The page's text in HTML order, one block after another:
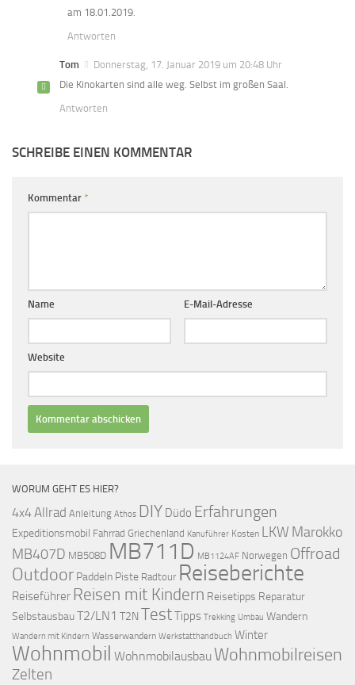
am 18.01.2019.
Antworten
Tom
Donnerstag, 17. Januar 2019 um 20:48 Uhr
Die Kinokarten sind alle weg. Selbst im großen Saal.
Antworten
SCHREIBE EINEN KOMMENTAR
Kommentar *
Name E-Mail-Adresse
Website
WORUM GEHT ES HIER?
4x4Allrad Anleitung Athos DIY Düdo Erfahrungen
Expeditionsmobil Fahrrad Griechenland Kanuführer Kosten LKW Marokko
MB407D MB508D MB711D MB1124AF Norwegen Offroad
Outdoor Paddeln Piste Radtour Reiseberichte
Reiseführer Reisen mit Kindern Reisetipps Reparatur
SelbstausbauT2/LN1 T2N TestTipps Trekking Umbau Wandern
Wandern mit Kindern Wasserwandern Werkstatthandbuch Winter
Wohnmobil Wohnmobilausbau Wohnmobilreisen
Zelten